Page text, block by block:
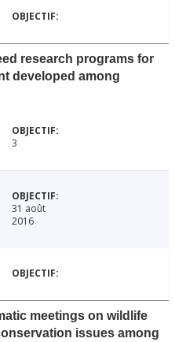
research programs for
developed among
3
31 août
2016
meetings on wildlife
issues among